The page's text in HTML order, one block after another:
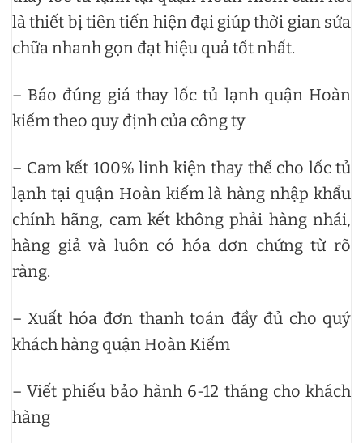
là thiết bị tiên tiến hiện đại giúp thời gian sửa
chữa nhanh gọn đạt hiệu quả tốt nhất.
– Báo đúng giá thay lốc tủ lạnh quận Hoàn
kiếm theo quy định của công ty
– Cam kết 100% linh kiện thay thế cho lốc tủ
lạnh tại quận Hoàn kiếm là hàng nhập khẩu
chính hãng, cam kết không phải hàng nhái,
hàng giả và luôn có hóa đơn chứng từ rõ
ràng.
– Xuất hóa đơn thanh toán đầy đủ cho quý
khách hàng quận Hoàn Kiếm
– Viết phiếu bảo hành 6-12 tháng cho khách
hàng